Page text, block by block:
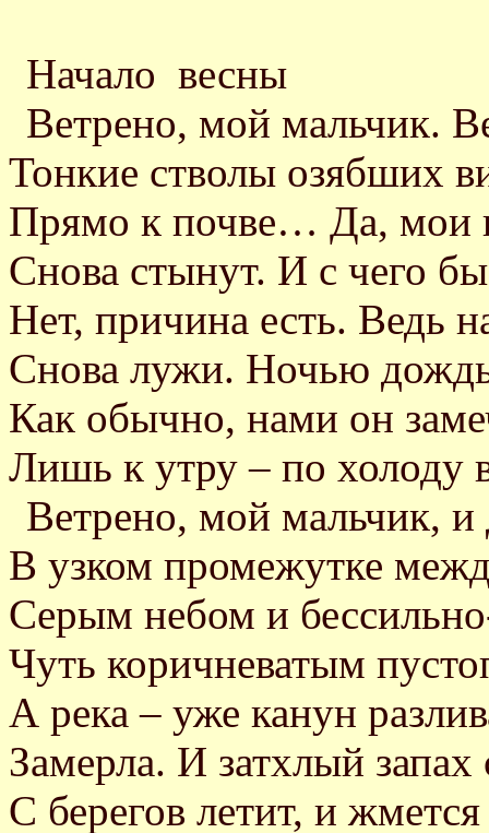
Начало весны
Ветрено, мой мальчик.
Тонкие стволы озябших
Прямо к почве… Да, мои
Снова стынут. И с чего
Нет, причина есть. Ведь
Снова лужи. Ночью
Как обычно, нами он
Лишь к утру – по холоду
Ветрено, мой мальчик,
В узком промежутке
Серым небом и
Чуть коричневатым
А река – уже канун
Замерла. И затхлый запах
С берегов летит, и